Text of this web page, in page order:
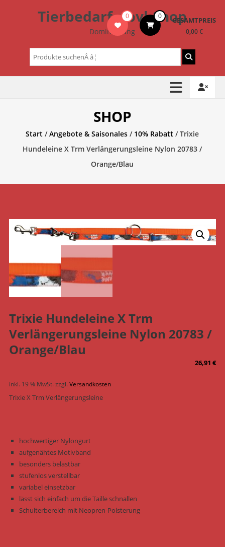
Tierbedarf – bvl-Shop
Dominik Lang
0 0 GESAMTPREIS
0,00 €
Suchen
nach:
SHOP
Start /Angebote & Saisonales / 10% Rabatt / Trixie
Hundeleine X Trm Verlängerungsleine Nylon 20783 /
Orange/Blau
Trixie Hundeleine X Trm
Verlängerungsleine Nylon 20783 /
Orange/Blau
26,91€
inkl. 19 % MwSt.zzgl.Versandkosten
Trixie X Trm Verlängerungsleine
hochwertiger Nylongurt
aufgenähtes Motivband
besonders belastbar
stufenlos verstellbar
variabel einsetzbar
lässt sich einfach um die Taille schnallen
Schulterbereich mit Neopren-Polsterung